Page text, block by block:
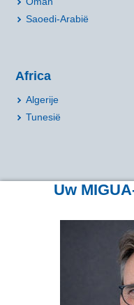
Saoedi-Arabië
Africa
Algerije
Tunesië
Uw